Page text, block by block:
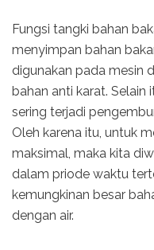
Fungsi tangki bahan
menyimpan bahan
digunakan pada mesin
bahan anti karat. Selain
sering terjadi
Oleh karena itu, untuk
maksimal, maka kita
dalam priode waktu
kemungkinan besar
dengan air.